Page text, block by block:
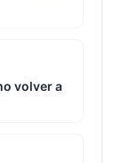
volver a